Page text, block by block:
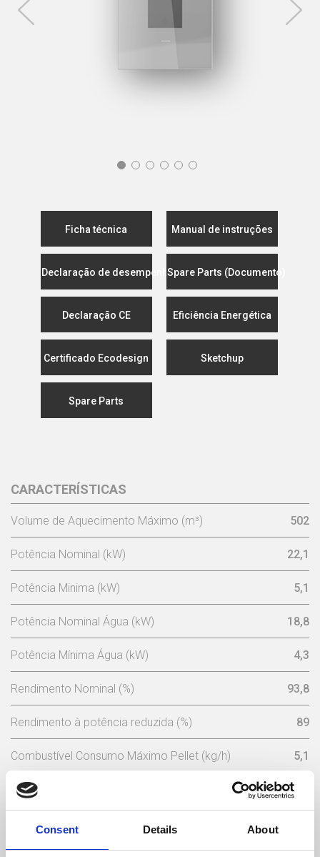
Consent Details About
Ficha técnica Manual de instruções
Declaração de desempenhoSpare Parts (Documento)
Declaração CE Eficiência Energética
Certificado Ecodesign Sketchup
Spare Parts
CARACTERÍSTICAS
Volume de Aquecimento Máximo (m³) 502
Potência Nominal (kW) 22,1
Potência Minima (kW) 5,1
Potência Nominal Água (kW) 18,8
Potência Mínima Água (kW) 4,3
Rendimento Nominal (%) 93,8
Rendimento à potência reduzida (%) 89
Combustível Consumo Máximo Pellet (kg/h) 5,1
Consumo Mínimo Pellet (kg/h) 1,1
Capacidade Depósito Pellets (Kg)